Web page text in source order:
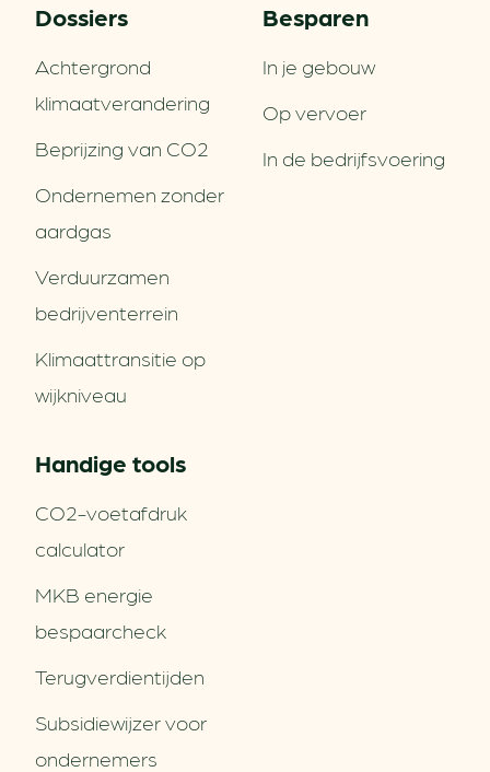
Dossiers
Achtergrond
klimaatverandering
Beprijzing van CO2
Ondernemen zonder
aardgas
Verduurzamen
bedrijventerrein
Klimaattransitie op
wijkniveau
Besparen
In je gebouw
Op vervoer
In de bedrijfsvoering
Handige tools
CO2-voetafdruk
calculator
MKB energie
bespaarcheck
Terugverdien­tijden
Subsidiewijzer voor
ondernemers